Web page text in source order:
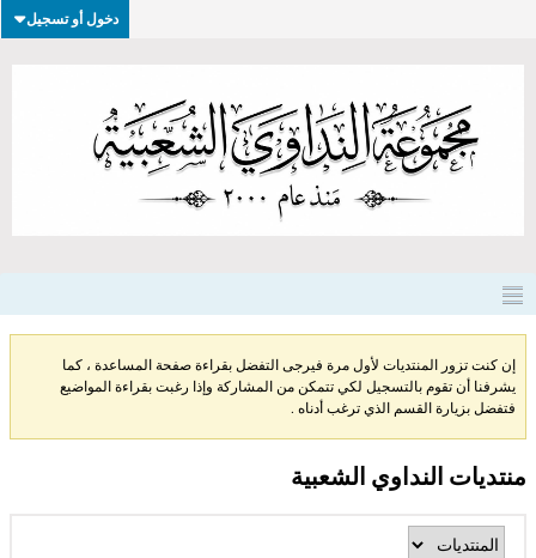
دخول أو تسجيل
إن كنت تزور المنتديات لأول مرة فيرجى التفضل بقراءة صفحة المساعدة ، كما
يشرفنا أن تقوم بالتسجيل لكي تتمكن من المشاركة وإذا رغبت بقراءة المواضيع
فتفضل بزيارة القسم الذي ترغب أدناه .
منتديات النداوي الشعبية